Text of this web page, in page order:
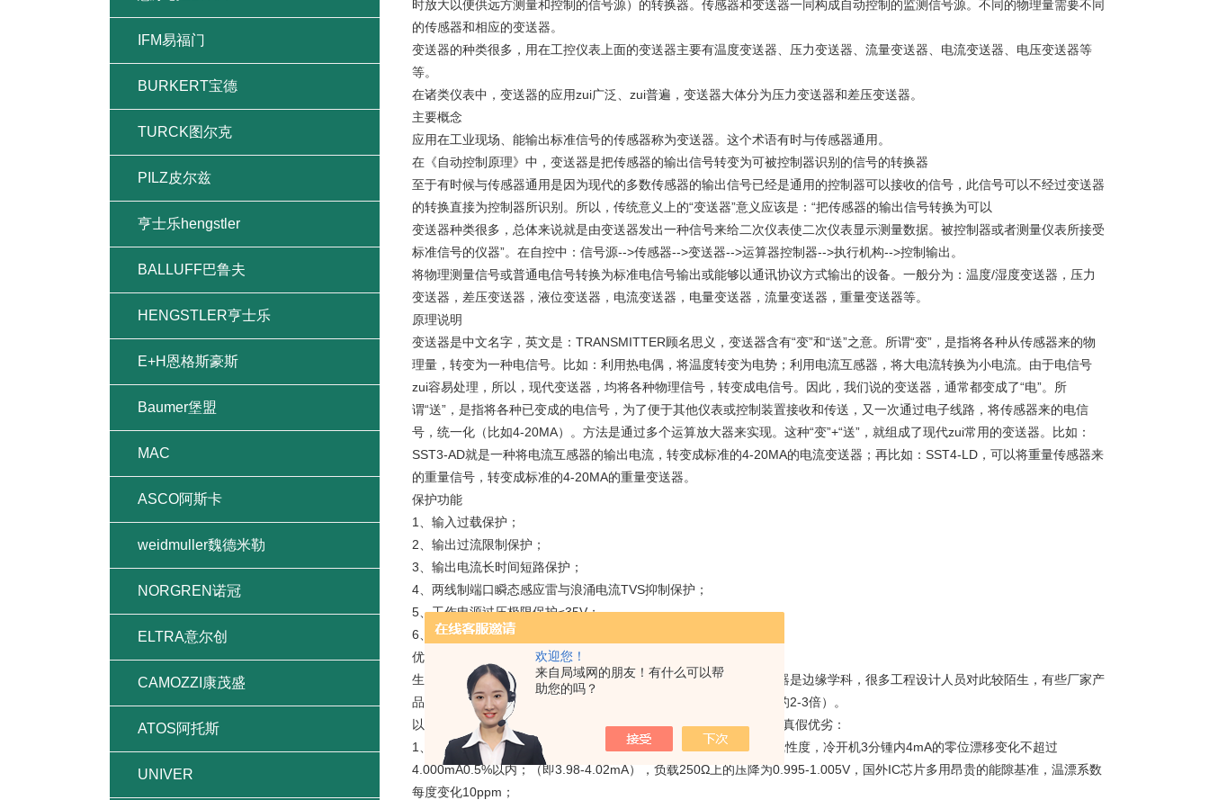
欢迎您！
来自局域网的朋友！有什么可以帮
助您的吗？
时放大以便供远方测量和控制的信号源）的转换器。传感器和变送器一同构成自动控制的监测信号源。不同的物理量需要不同
的传感器和相应的变送器。
变送器的种类很多，用在工控仪表上面的变送器主要有温度变送器、压力变送器、流量变送器、电流变送器、电压变送器等
等。
在诸类仪表中，变送器的应用zui广泛、zui普遍，变送器大体分为压力变送器和差压变送器。
主要概念
应用在工业现场、能输出标准信号的传感器称为变送器。这个术语有时与传感器通用。
在《自动控制原理》中，变送器是把传感器的输出信号转变为可被控制器识别的信号的转换器
至于有时候与传感器通用是因为现代的多数传感器的输出信号已经是通用的控制器可以接收的信号，此信号可以不经过变送器
的转换直接为控制器所识别。所以，传统意义上的“变送器”意义应该是：“把传感器的输出信号转换为可以
变送器种类很多，总体来说就是由变送器发出一种信号来给二次仪表使二次仪表显示测量数据。被控制器或者测量仪表所接受
标准信号的仪器”。在自控中：信号源-->传感器-->变送器-->运算器控制器-->执行机构-->控制输出。
将物理测量信号或普通电信号转换为标准电信号输出或能够以通讯协议方式输出的设备。一般分为：温度/湿度变送器，压力
变送器，差压变送器，液位变送器，电流变送器，电量变送器，流量变送器，重量变送器等。
原理说明
变送器是中文名字，英文是：TRANSMITTER顾名思义，变送器含有“变”和“送”之意。所谓“变”，是指将各种从传感器来的物
理量，转变为一种电信号。比如：利用热电偶，将温度转变为电势；利用电流互感器，将大电流转换为小电流。由于电信号
zui容易处理，所以，现代变送器，均将各种物理信号，转变成电信号。因此，我们说的变送器，通常都变成了“电”。所
谓“送”，是指将各种已变成的电信号，为了便于其他仪表或控制装置接收和传送，又一次通过电子线路，将传感器来的电信
号，统一化（比如4-20MA）。方法是通过多个运算放大器来实现。这种“变”+“送”，就组成了现代zui常用的变送器。比如：
SST3-AD就是一种将电流互感器的输出电流，转变成标准的4-20MA的电流变送器；再比如：SST4-LD，可以将重量传感器来
的重量信号，转变成标准的4-20MA的重量变送器。
保护功能
1、输入过载保护；
2、输出过流限制保护；
3、输出电流长时间短路保护；
4、两线制端口瞬态感应雷与浪涌电流TVS抑制保护；
5、工作电源过压极限保护≤35V；
6、工作电源反接保护。
优劣辨别
生产资料市场化以后，加剧激烈的竞争，真假优劣难辨，又因变送器是边缘学科，很多工程设计人员对此较陌生，有些厂家产
品工业级别和民用商用级别指标混淆（工业级的价格是民用商用级的2-3倍）。
以常用的0.5级精度的电流电压变送器为例，从以下方法着手来辨别真假优劣：
1、基准要稳，4mA是对应的输入零位基准，基准不稳，谈何精度线性度，冷开机3分锺内4mA的零位漂移变化不超过
4.000mA0.5%以内；（即3.98-4.02mA），负载250Ω上的压降为0.995-1.005V，国外IC芯片多用昂贵的能隙基准，温漂系数
每度变化10ppm；
IFM易福门
BURKERT宝德
TURCK图尔克
PILZ皮尔兹
亨士乐hengstler
BALLUFF巴鲁夫
HENGSTLER亨士乐
E+H恩格斯豪斯
Baumer堡盟
MAC
ASCO阿斯卡
weidmuller魏德米勒
NORGREN诺冠
ELTRA意尔创
CAMOZZI康茂盛
ATOS阿托斯
UNIVER